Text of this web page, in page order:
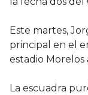
Este martes,
principal en el
estadio Morelos
La escuadra